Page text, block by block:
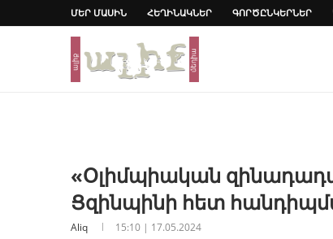
ՄԵՐ ՄԱՍԻՆ ՀԵՂԻՆԱԿՆԵՐ ԳՈՐԾԸՆԿԵՐՆԵՐ
«Օլիմպիական
Ցզինպինի հետ
Aliq 15:10 | 17.05.2024